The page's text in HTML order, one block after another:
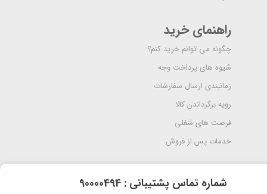
راهنمای خرید
چگونه می توانم خرید کنم؟
شیوه های پرداخت وجه
زمانبندی ارسال سفارشات
رویه برگرداندن کالا
فرصت های شغلی
خدمات پس از فروش
​شماره تماس پشتیبانی : 90000494